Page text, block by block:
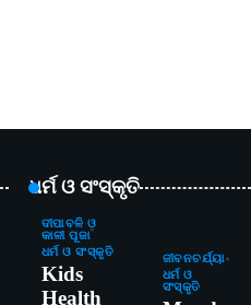
ଧର୍ମ ଓ ସଂସ୍କୃତି
ଦୀପାବଳି ଓ
କାଳୀ ପୂଜା
ଧର୍ମ ଓ ସଂସ୍କୃତି
Kids
Health
ଜୀବନଚର୍ଯ୍ୟା
ଧର୍ମ ଓ
ସଂସ୍କୃତି